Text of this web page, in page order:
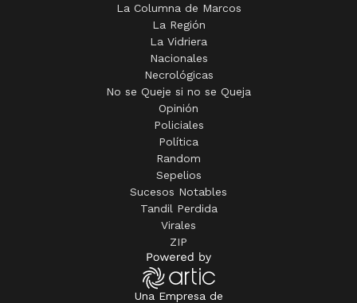
La Columna de Marcos
La Región
La Vidriera
Nacionales
Necrológicas
No se Queje si no se Queja
Opinión
Policiales
Política
Random
Sepelios
Sucesos Notables
Tandil Perdida
Virales
ZIP
Una Empresa de